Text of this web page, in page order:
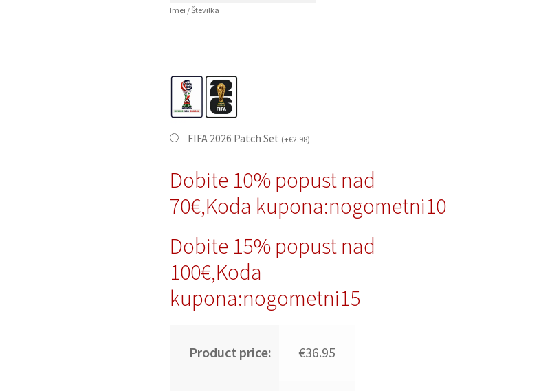
Imei / Številka
FIFA 2026 Patch Set (+€2.98)
Dobite 10% popust nad
70€,Koda kupona:nogometni10
Dobite 15% popust nad
100€,Koda
kupona:nogometni15
Product price: €36.95